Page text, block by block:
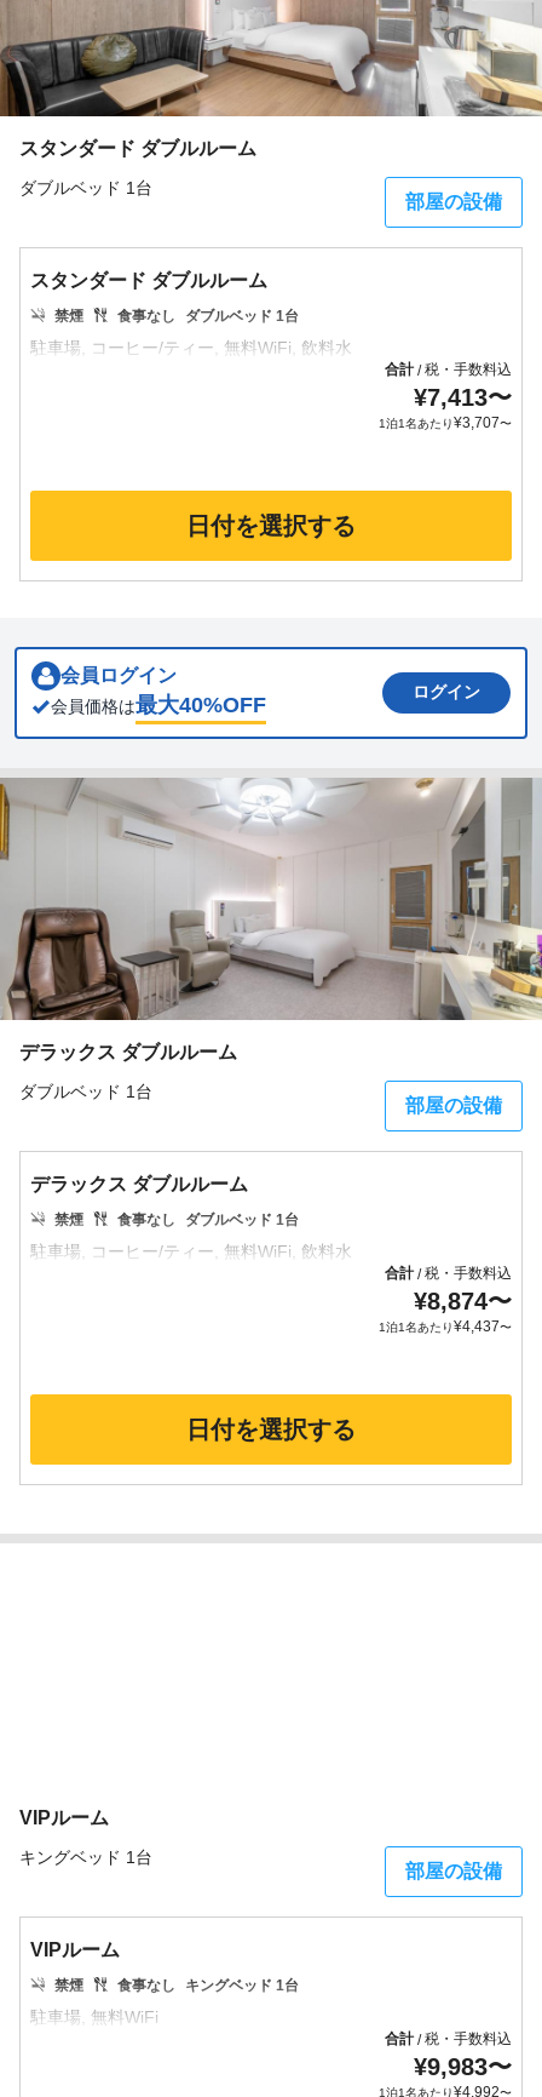
スタンダード ダブルルーム
ダブルベッド 1台
部屋の設備
スタンダード ダブルルーム
禁煙 食事なし ダブルベッド 1台
合計/税・手数料込
¥7,413〜
1泊1名あたり¥3,707〜
日付を選択する
会員ログイン
会員価格は最大40%OFF
ログイン
デラックス ダブルルーム
ダブルベッド 1台
部屋の設備
デラックス ダブルルーム
禁煙 食事なし ダブルベッド 1台
合計/税・手数料込
¥8,874〜
1泊1名あたり¥4,437〜
日付を選択する
VIPルーム
キングベッド 1台
部屋の設備
VIPルーム
禁煙 食事なし キングベッド 1台
合計/税・手数料込
¥9,983〜
1泊1名あたり¥4,992〜